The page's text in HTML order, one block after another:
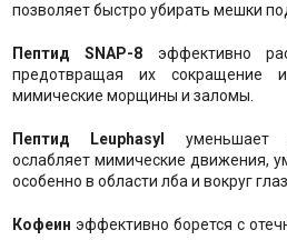
позволяет быстро убирать мешки
Пептид SNAP-8 эффективно
предотвращая их
мимические морщины и заломы.
Пептид Leuphasyl
уменьшает
ослабляет мимические движения,
особенно в области лба и вокруг глаз.
Кофеин эффективно борется с